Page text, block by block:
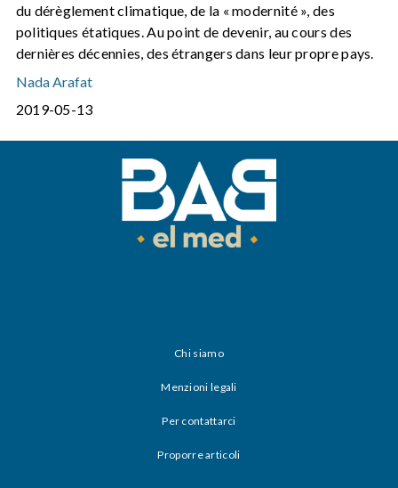
du dérèglement climatique, de la « modernité », des
politiques étatiques. Au point de devenir, au cours des
dernières décennies, des étrangers dans leur propre pays.
Nada Arafat
2019-05-13
Chi siamo
Menzioni legali
Per contattarci
Proporre articoli